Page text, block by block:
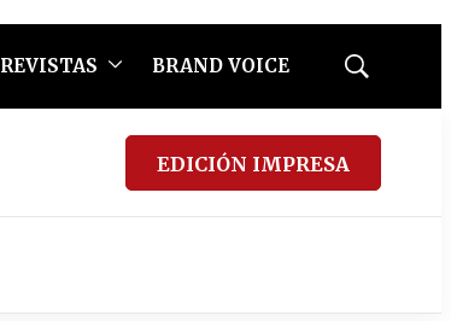
REVISTAS BRAND VOICE
Mostrar
EDICIÓN IMPRESA